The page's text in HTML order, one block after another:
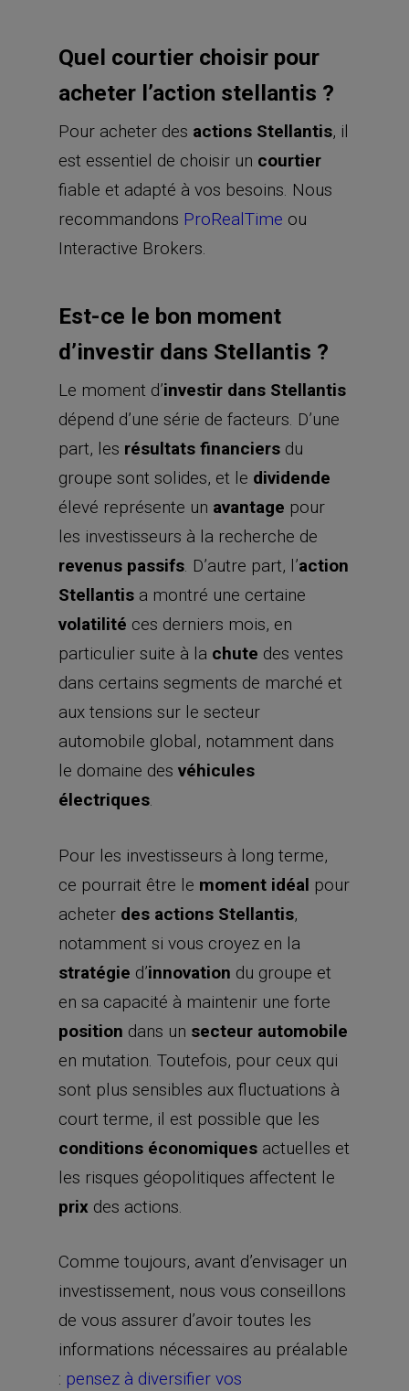
Quel courtier choisir pour
acheter l’action stellantis ?
Pour acheter des actions Stellantis, il
est essentiel de choisir un courtier
fiable et adapté à vos besoins. Nous
recommandons ProRealTime ou
Interactive Brokers.
Est-ce le bon moment
d’investir dans Stellantis ?
Le moment d’investir dans Stellantis
dépend d’une série de facteurs. D’une
part, les résultats financiers du
groupe sont solides, et le dividende
élevé représente un avantage pour
les investisseurs à la recherche de
revenus passifs. D’autre part, l’action
Stellantis a montré une certaine
volatilité ces derniers mois, en
particulier suite à la chute des ventes
dans certains segments de marché et
aux tensions sur le secteur
automobile global, notamment dans
le domaine desvéhicules
électriques.
Pour les investisseurs à long terme,
ce pourrait être le moment idéal pour
acheter des actions Stellantis,
notamment si vous croyez en la
stratégie d’innovation du groupe et
en sa capacité à maintenir une forte
position dans un secteur automobile
en mutation. Toutefois, pour ceux qui
sont plus sensibles aux fluctuations à
court terme, il est possible que les
conditions économiques actuelles et
les risques géopolitiques affectent le
prix des actions.
Comme toujours, avant d’envisager un
investissement, nous vous conseillons
de vous assurer d’avoir toutes les
informations nécessaires au préalable
: pensez à diversifier vos